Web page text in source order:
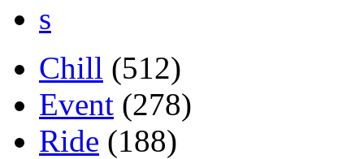
s
Chill (512)
Event (278)
Ride (188)